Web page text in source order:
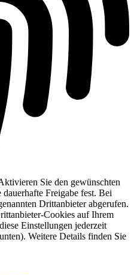
Sie den gewünschten
Freigabe fest. Bei
Drittanbieter abgerufen.
Cookies auf Ihrem
Einstellungen jederzeit
Weitere Details finden Sie